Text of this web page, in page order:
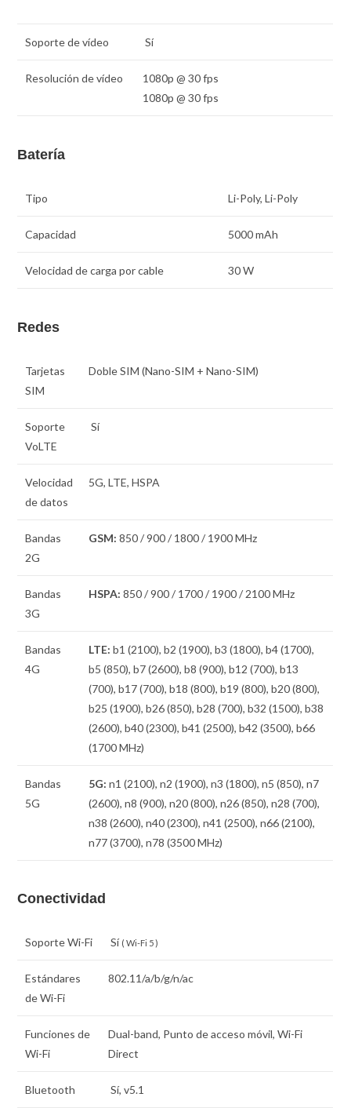
Soporte de vídeo Sí
Resolución de vídeo
1080p @ 30 fps
1080p @ 30 fps
Batería
Tipo Li-Poly, Li-Poly
Capacidad 5000 mAh
Velocidad de carga por cable 30 W
Redes
Tarjetas
SIM
Doble SIM (Nano-SIM + Nano-SIM)
Soporte
VoLTE
Sí
Velocidad
de datos
5G, LTE, HSPA
Bandas
2G
GSM: 850 / 900 / 1800 / 1900 MHz
Bandas
3G
HSPA: 850 / 900 / 1700 / 1900 / 2100 MHz
Bandas
4G
LTE: b1 (2100), b2 (1900), b3 (1800), b4 (1700),
b5 (850), b7 (2600), b8 (900), b12 (700), b13
(700), b17 (700), b18 (800), b19 (800), b20 (800),
b25 (1900), b26 (850), b28 (700), b32 (1500), b38
(2600), b40 (2300), b41 (2500), b42 (3500), b66
(1700 MHz)
Bandas
5G
5G: n1 (2100), n2 (1900), n3 (1800), n5 (850), n7
(2600), n8 (900), n20 (800), n26 (850), n28 (700),
n38 (2600), n40 (2300), n41 (2500), n66 (2100),
n77 (3700), n78 (3500 MHz)
Conectividad
Soporte Wi-Fi Sí ( Wi-Fi 5 )
Estándares
de Wi-Fi
802.11/a/b/g/n/ac
Funciones de
Wi-Fi
Dual-band, Punto de acceso móvil, Wi-Fi
Direct
Bluetooth Sí, v5.1